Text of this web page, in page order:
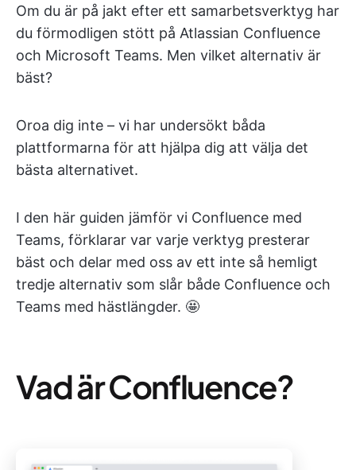
Om du är på jakt efter ett samarbetsverktyg har
du förmodligen stött på Atlassian Confluence
och Microsoft Teams. Men vilket alternativ är
bäst?
Oroa dig inte – vi har undersökt båda
plattformarna för att hjälpa dig att välja det
bästa alternativet.
I den här guiden jämför vi Confluence med
Teams, förklarar var varje verktyg presterar
bäst och delar med oss av ett inte så hemligt
tredje alternativ som slår både Confluence och
Teams med hästlängder. 🤩
Vad är Confluence?